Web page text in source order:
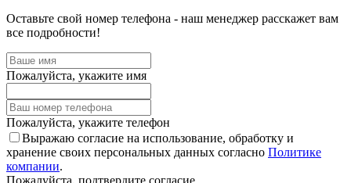
Оставьте свой номер телефона - наш менеджер расскажет вам
все подробности!
Пожалуйста, укажите имя
Пожалуйста, укажите телефон
Выражаю согласие на использование, обработку и
хранение своих персональных данных согласно Политике
компании.